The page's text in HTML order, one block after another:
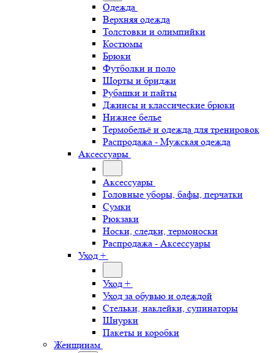
Одежда
Верхняя одежда
Толстовки и олимпийки
Костюмы
Брюки
Футболки и поло
Шорты и бриджи
Рубашки и пайты
Джинсы и классические брюки
Нижнее белье
Термобельё и одежда для тренировок
Распродажа - Мужская одежда
Аксессуары
Аксессуары
Головные уборы, бафы, перчатки
Сумки
Рюкзаки
Носки, следки, термоноски
Распродажа - Аксессуары
Уход +
Уход +
Уход за обувью и одеждой
Стельки, наклейки, супинаторы
Шнурки
Пакеты и коробки
Женщинам